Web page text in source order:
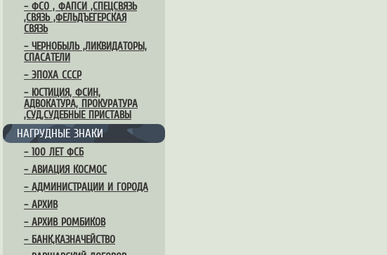
– ФСО , ФАПСИ ,СПЕЦСВЯЗЬ
,СВЯЗЬ ,ФЕЛЬДЪЕГЕРСКАЯ
СВЯЗЬ
– ЧЕРНОБЫЛЬ ,ЛИКВИДАТОРЫ,
СПАСАТЕЛИ
– ЭПОХА СССР
– ЮСТИЦИЯ, ФСИН,
АДВОКАТУРА, ПРОКУРАТУРА
,СУД,СУДЕБНЫЕ ПРИСТАВЫ
НАГРУДНЫЕ ЗНАКИ
– 100 ЛЕТ ФСБ
– АВИАЦИЯ КОСМОС
– АДМИНИСТРАЦИИ И ГОРОДА
– АРХИВ
– АРХИВ РОМБИКОВ
– БАНК,КАЗНАЧЕЙСТВО